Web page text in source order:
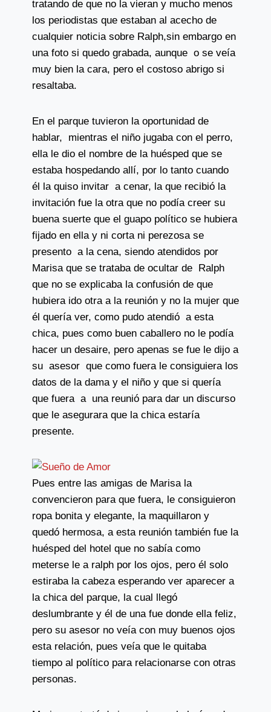
tratando de que no la vieran y mucho menos
los periodistas que estaban al acecho de
cualquier noticia sobre Ralph,sin embargo en
una foto si quedo grabada, aunque o se veía
muy bien la cara, pero el costoso abrigo si
resaltaba.
En el parque tuvieron la oportunidad de
hablar, mientras el niño jugaba con el perro,
ella le dio el nombre de la huésped que se
estaba hospedando allí, por lo tanto cuando
él la quiso invitar a cenar, la que recibió la
invitación fue la otra que no podía creer su
buena suerte que el guapo político se hubiera
fijado en ella y ni corta ni perezosa se
presento a la cena, siendo atendidos por
Marisa que se trataba de ocultar de Ralph
que no se explicaba la confusión de que
hubiera ido otra a la reunión y no la mujer que
él quería ver, como pudo atendió a esta
chica, pues como buen caballero no le podía
hacer un desaire, pero apenas se fue le dijo a
su asesor que como fuera le consiguiera los
datos de la dama y el niño y que si quería
que fuera a una reunió para dar un discurso
que le asegurara que la chica estaría
presente.
Pues entre las amigas de Marisa la
convencieron para que fuera, le consiguieron
ropa bonita y elegante, la maquillaron y
quedó hermosa, a esta reunión también fue la
huésped del hotel que no sabía como
meterse le a ralph por los ojos, pero él solo
estiraba la cabeza esperando ver aparecer a
la chica del parque, la cual llegó
deslumbrante y él de una fue donde ella feliz,
pero su asesor no veía con muy buenos ojos
esta relación, pues veía que le quitaba
tiempo al político para relacionarse con otras
personas.